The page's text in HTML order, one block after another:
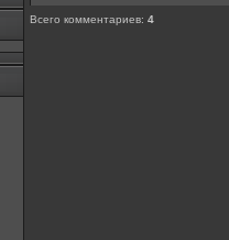
Всего комментариев:4